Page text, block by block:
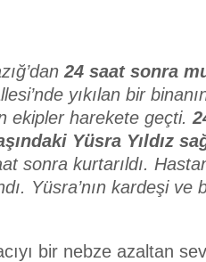
24 saat sonra
yıkılan bir
ekipler harekete geçti.
Yüsra Yıldız
sonra kurtarıldı.
Yüsra’nın kardeşi ve
bir nebze azaltan